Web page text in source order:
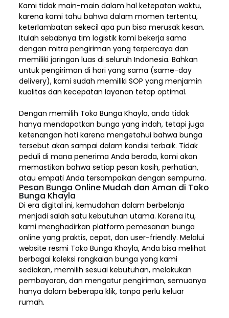
Kami tidak main-main dalam hal ketepatan waktu,
karena kami tahu bahwa dalam momen tertentu,
keterlambatan sekecil apa pun bisa merusak kesan.
Itulah sebabnya tim logistik kami bekerja sama
dengan mitra pengiriman yang terpercaya dan
memiliki jaringan luas di seluruh Indonesia. Bahkan
untuk pengiriman di hari yang sama (same-day
delivery), kami sudah memiliki SOP yang menjamin
kualitas dan kecepatan layanan tetap optimal.
Dengan memilih Toko Bunga Khayla, anda tidak
hanya mendapatkan bunga yang indah, tetapi juga
ketenangan hati karena mengetahui bahwa bunga
tersebut akan sampai dalam kondisi terbaik. Tidak
peduli di mana penerima Anda berada, kami akan
memastikan bahwa setiap pesan kasih, perhatian,
atau empati Anda tersampaikan dengan sempurna.
Pesan Bunga Online Mudah dan Aman di Toko
Bunga Khayla
Di era digital ini, kemudahan dalam berbelanja
menjadi salah satu kebutuhan utama. Karena itu,
kami menghadirkan platform pemesanan bunga
online yang praktis, cepat, dan user-friendly. Melalui
website resmi Toko Bunga Khayla, Anda bisa melihat
berbagai koleksi rangkaian bunga yang kami
sediakan, memilih sesuai kebutuhan, melakukan
pembayaran, dan mengatur pengiriman,semuanya
hanya dalam beberapa klik, tanpa perlu keluar
rumah.